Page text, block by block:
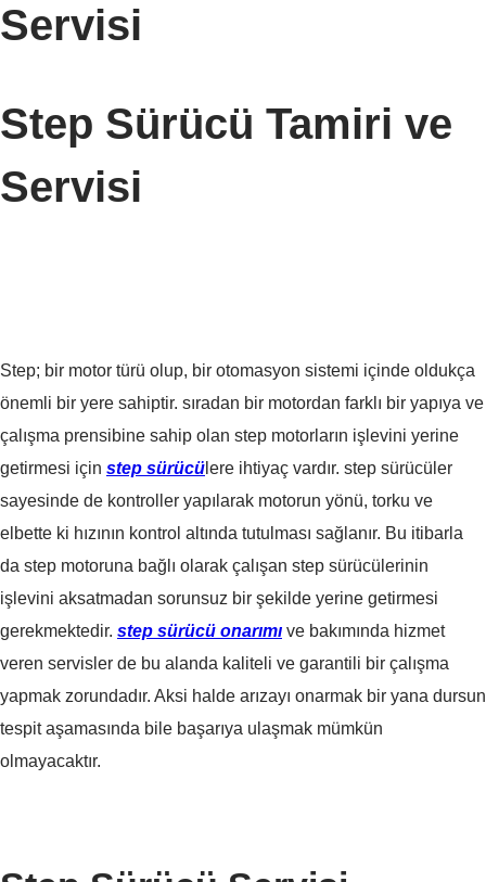
Servisi
Step Sürücü Tamiri ve
Servisi
Step; bir motor türü olup, bir otomasyon sistemi içinde oldukça
önemli bir yere sahiptir. sıradan bir motordan farklı bir yapıya ve
çalışma prensibine sahip olan step motorların işlevini yerine
getirmesi için step sürücü lere ihtiyaç vardır. step sürücüler
sayesinde de kontroller yapılarak motorun yönü, torku ve
elbette ki hızının kontrol altında tutulması sağlanır. Bu itibarla
da step motoruna bağlı olarak çalışan step sürücülerinin
işlevini aksatmadan sorunsuz bir şekilde yerine getirmesi
gerekmektedir. step sürücü onarımı ve bakımında hizmet
veren servisler de bu alanda kaliteli ve garantili bir çalışma
yapmak zorundadır. Aksi halde arızayı onarmak bir yana dursun
tespit aşamasında bile başarıya ulaşmak mümkün
olmayacaktır.